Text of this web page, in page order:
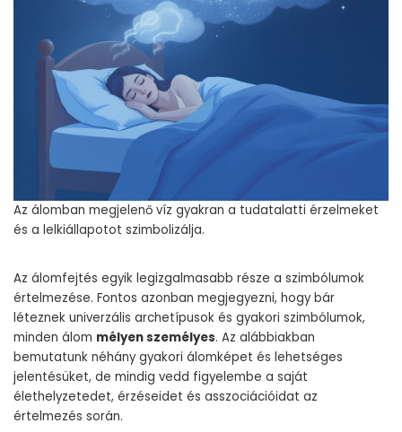
Az álomban megjelenő víz gyakran a tudatalatti érzelmeket
és a lelkiállapotot szimbolizálja.
Az álomfejtés egyik legizgalmasabb része a szimbólumok
értelmezése. Fontos azonban megjegyezni, hogy bár
léteznek univerzális archetípusok és gyakori szimbólumok,
minden álom mélyen személyes. Az alábbiakban
bemutatunk néhány gyakori álomképet és lehetséges
jelentésüket, de mindig vedd figyelembe a saját
élethelyzetedet, érzéseidet és asszociációidat az
értelmezés során.